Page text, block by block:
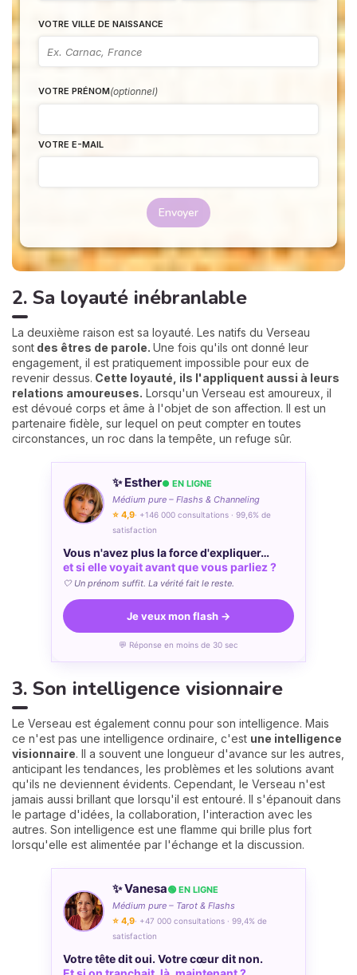
VOTRE VILLE DE NAISSANCE
VOTRE PRÉNOM(optionnel)
VOTRE E-MAIL
Envoyer
2. Sa loyauté inébranlable
La deuxième raison est sa loyauté. Les natifs du Verseau
sont des êtres de parole. Une fois qu'ils ont donné leur
engagement, il est pratiquement impossible pour eux de
revenir dessus. Cette loyauté, ils l'appliquent aussi à leurs
relations amoureuses. Lorsqu'un Verseau est amoureux, il
est dévoué corps et âme à l'objet de son affection. Il est un
partenaire fidèle, sur lequel on peut compter en toutes
circonstances, un roc dans la tempête, un refuge sûr.
✨ Esther● EN LIGNE
Médium pure – Flashs & Channeling
⭐ 4,9· +146 000 consultations · 99,6% de
satisfaction
Vous n'avez plus la force d'expliquer…
et si elle voyait avant que vous parliez ?
🤍 Un prénom suffit. La vérité fait le reste.
Je veux mon flash →
💬 Réponse en moins de 30 sec
3. Son intelligence visionnaire
Le Verseau est également connu pour son intelligence. Mais
ce n'est pas une intelligence ordinaire, c'est une intelligence
visionnaire. Il a souvent une longueur d'avance sur les autres,
anticipant les tendances, les problèmes et les solutions avant
qu'ils ne deviennent évidents. Cependant, le Verseau n'est
jamais aussi brillant que lorsqu'il est entouré. Il s'épanouit dans
le partage d'idées, la collaboration, l'interaction avec les
autres. Son intelligence est une flamme qui brille plus fort
lorsqu'elle est alimentée par l'échange et la discussion.
✨ Vanesa🟢 EN LIGNE
Médium pure – Tarot & Flashs
⭐ 4,9· +47 000 consultations · 99,4% de
satisfaction
Votre tête dit oui. Votre cœur dit non.